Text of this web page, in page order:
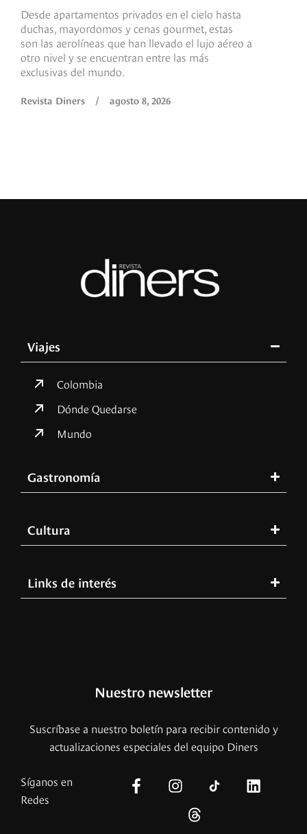
Desde apartamentos privados en el cielo hasta
duchas, mayordomos y cenas gourmet, estas
son las aerolíneas que han llevado el lujo aéreo a
otro nivel y se encuentran entre las más
exclusivas del mundo.
Revista Diners / agosto 8, 2026
Viajes
Colombia
Dónde Quedarse
Mundo
Gastronomía
Cultura
Links de interés
Nuestro newsletter
Suscríbase a nuestro boletín para recibir contenido y
actualizaciones especiales del equipo Diners
Síganos en
Redes